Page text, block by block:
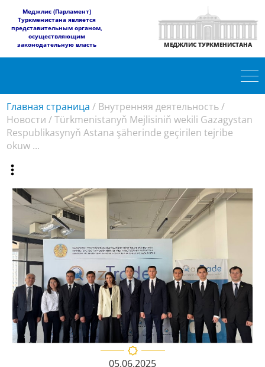
​Меджлис (Парламент)
Туркменистана является
представительным органом,
осуществляющим
законодательную власть
МЕДЖЛИС ТУРКМЕНИСТАНА
Главная страница / Внутренняя деятельность/
Новости /Türkmenistanyň Mejlisiniň wekili Gazagystan
Respublikasynyň Astana şäherinde geçirilen tejribe
okuw ...
05.06.2025